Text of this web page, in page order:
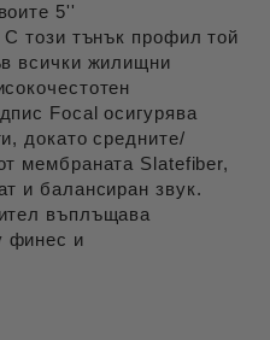
5''
С този тънък профил той
всички жилищни
Focal осигурява
докато средните/
мембраната Slatefiber,
и балансиран звук.
въплъщава
финес и